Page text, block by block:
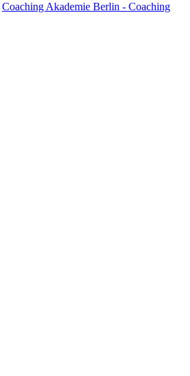
Coaching Akademie Berlin - Coaching